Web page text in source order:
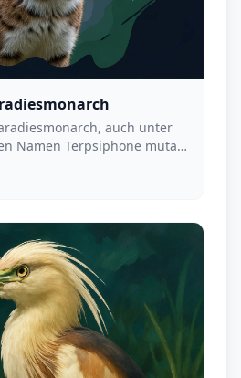
auch unter
Namen Terpsiphone mutata